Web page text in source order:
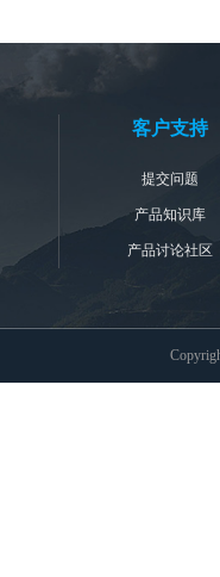
客户支持
提交问题
产品知识库
产品讨论社区